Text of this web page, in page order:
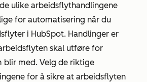
ulike arbeidsflythandlingene
for automatisering når du
i HubSpot. Handlinger er
skal utføre for
blir med. Velg de riktige
for å sikre at arbeidsflyten